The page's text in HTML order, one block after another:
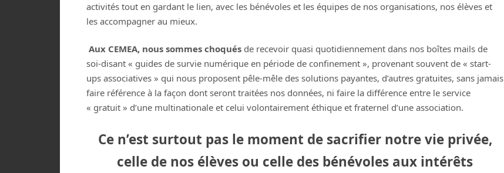
activités tout en gardant le lien, avec les bénévoles et les équipes de nos organisations, nos élèves et
les accompagner au mieux.
Aux CEMEA, nous sommes choqués de recevoir quasi quotidiennement dans nos boîtes mails de
soi-disant « guides de survie numérique en période de confinement », provenant souvent de « start-
ups associatives » qui nous proposent pêle-mêle des solutions payantes, d’autres gratuites, sans jamais
faire référence à la façon dont seront traitées nos données, ni faire la différence entre le service
« gratuit » d’une multinationale et celui volontairement éthique et fraternel d’une association.
Ce n’est surtout pas le moment de sacrifier notre vie privée,
celle de nos élèves ou celle des bénévoles aux intérêts